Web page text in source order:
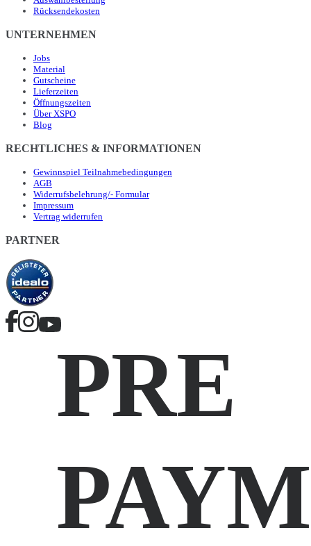
Rücksendekosten
UNTERNEHMEN
Jobs
Material
Gutscheine
Lieferzeiten
Öffnungszeiten
Über XSPO
Blog
RECHTLICHES & INFORMATIONEN
Gewinnspiel Teilnahmebedingungen
AGB
Widerrufsbelehrung/- Formular
Impressum
Vertrag widerrufen
PARTNER